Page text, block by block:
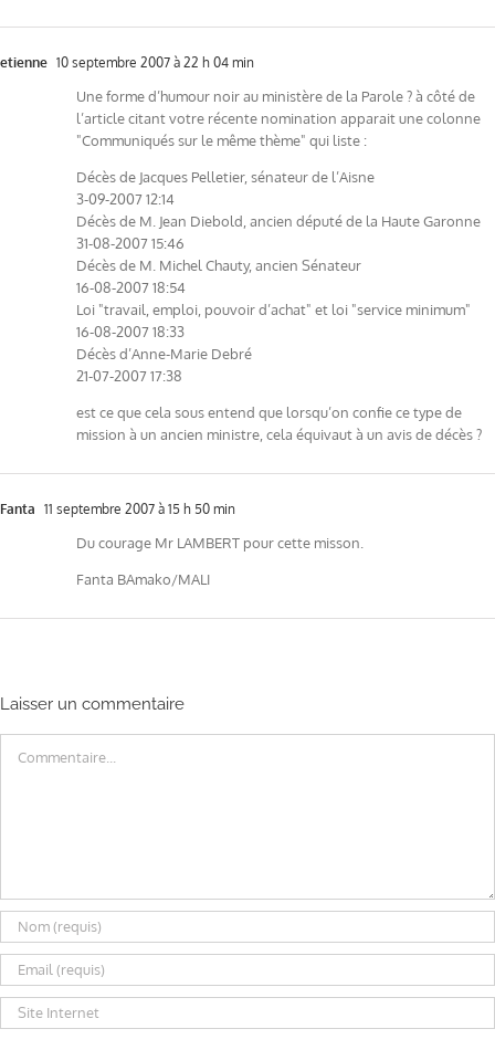
etienne 10 septembre 2007 à 22 h 04 min
Une forme d’humour noir au ministère de la Parole ? à côté de
l’article citant votre récente nomination apparait une colonne
"Communiqués sur le même thème" qui liste :
Décès de Jacques Pelletier, sénateur de l’Aisne
3-09-2007 12:14
Décès de M. Jean Diebold, ancien député de la Haute Garonne
31-08-2007 15:46
Décès de M. Michel Chauty, ancien Sénateur
16-08-2007 18:54
Loi "travail, emploi, pouvoir d’achat" et loi "service minimum"
16-08-2007 18:33
Décès d’Anne-Marie Debré
21-07-2007 17:38
est ce que cela sous entend que lorsqu’on confie ce type de
mission à un ancien ministre, cela équivaut à un avis de décès ?
Fanta 11 septembre 2007 à 15 h 50 min
Du courage Mr LAMBERT pour cette misson.
Fanta BAmako/MALI
Laisser un commentaire